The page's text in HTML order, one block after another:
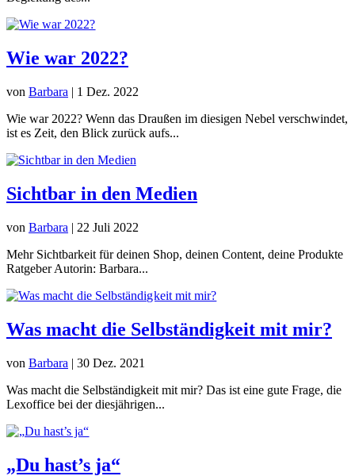
Wie war 2022?
von Barbara | 1 Dez. 2022
Wie war 2022? Wenn das Draußen im diesigen Nebel verschwindet,
ist es Zeit, den Blick zurück aufs...
Sichtbar in den Medien
von Barbara | 22 Juli 2022
Mehr Sichtbarkeit für deinen Shop, deinen Content, deine Produkte
Ratgeber Autorin: Barbara...
Was macht die Selbständigkeit mit mir?
von Barbara | 30 Dez. 2021
Was macht die Selbständigkeit mit mir? Das ist eine gute Frage, die
Lexoffice bei der diesjährigen...
„Du hast’s ja“